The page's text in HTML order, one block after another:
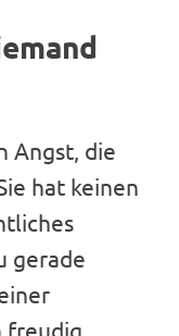
Angst, die
hat keinen
gerade
freudig